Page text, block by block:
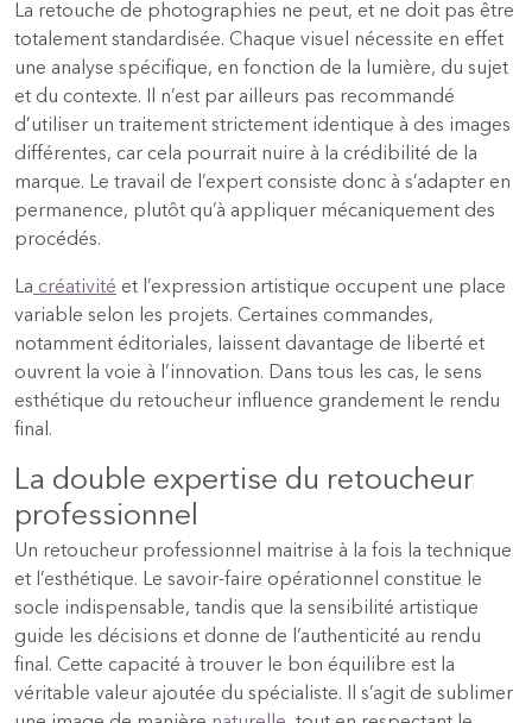
La retouche de photographies ne peut, et ne doit pas être
totalement standardisée. Chaque visuel nécessite en effet
une analyse spécifique, en fonction de la lumière, du sujet
et du contexte. Il n’est par ailleurs pas recommandé
d’utiliser un traitement strictement identique à des images
différentes, car cela pourrait nuire à la crédibilité de la
marque. Le travail de l’expert consiste donc à s’adapter en
permanence, plutôt qu’à appliquer mécaniquement des
procédés.
La créativité et l’expression artistique occupent une place
variable selon les projets. Certaines commandes,
notamment éditoriales, laissent davantage de liberté et
ouvrent la voie à l’innovation. Dans tous les cas, le sens
esthétique du retoucheur influence grandement le rendu
final.
La double expertise du retoucheur
professionnel
Un retoucheur professionnel maitrise à la fois la technique
et l’esthétique. Le savoir-faire opérationnel constitue le
socle indispensable, tandis que la sensibilité artistique
guide les décisions et donne de l’authenticité au rendu
final. Cette capacité à trouver le bon équilibre est la
véritable valeur ajoutée du spécialiste. Il s’agit de sublimer